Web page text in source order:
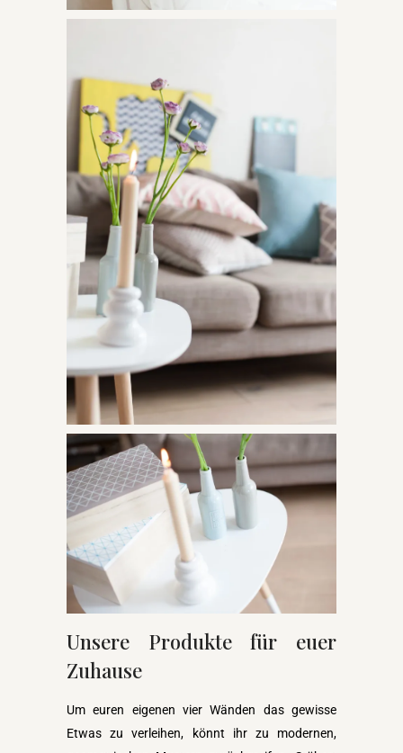
Unsere Produkte für euer
Zuhause
Um euren eigenen vier Wänden das gewisse
Etwas zu verleihen, könnt ihr zu modernen,